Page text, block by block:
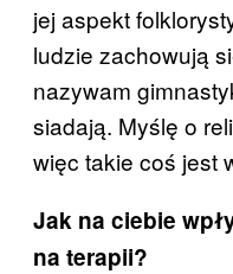
jej aspekt
ludzie zachowują
nazywam
siadają. Myślę o
więc takie coś jest
Jak na ciebie
na terapii?